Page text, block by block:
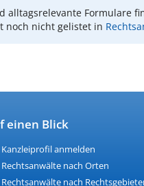
alltagsrelevante Formulare
noch nicht gelistet in
einen Blick
Kanzleiprofil anmelden
Rechtsanwälte nach Orten
Rechtsanwälte nach